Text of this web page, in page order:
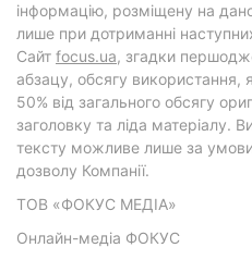
інформацію, розміщену на
лише при дотриманні
Cайт focus.ua, згадки
абзацу, обсягу
50% від загального обсягу
заголовку та ліда матеріалу.
тексту можливе лише за
дозволу Компанії.
ТОВ «ФОКУС МЕДІА»
Онлайн-медіа ФОКУС